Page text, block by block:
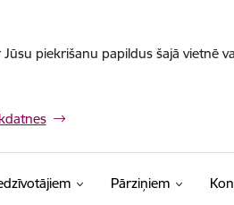
piekrišanu papildus šajā vietnē
Pārziņiem